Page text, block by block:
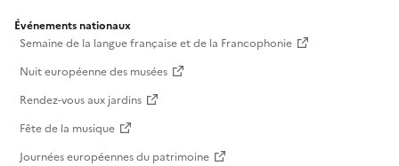
Événements nationaux
Semaine de la langue française et de la Francophonie
Nuit européenne des musées
Rendez-vous aux jardins
Fête de la musique
Journées européennes du patrimoine